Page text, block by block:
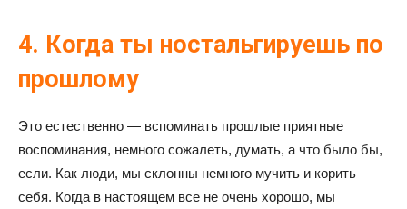
4. Когда ты ностальгируешь по
прошлому
Это естественно — вспоминать прошлые приятные
воспоминания, немного сожалеть, думать, а что было бы,
если. Как люди, мы склонны немного мучить и корить
себя. Когда в настоящем все не очень хорошо, мы